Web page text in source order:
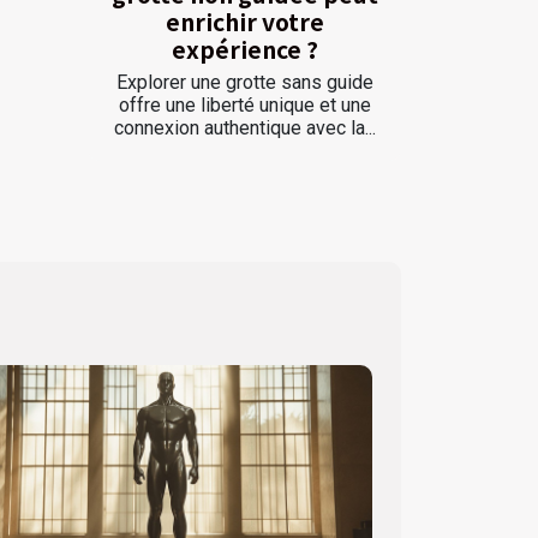
enrichir votre
expérience ?
Explorer une grotte sans guide
offre une liberté unique et une
connexion authentique avec la...